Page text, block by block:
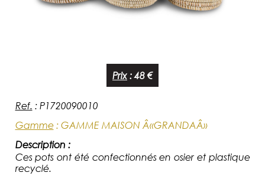
Prix : 48 €
Ref. : P1720090010
Gamme: GAMME MAISON Â«GRANDAÂ»
Description :
Ces pots ont été confectionnés en osier et plastique
recyclé.